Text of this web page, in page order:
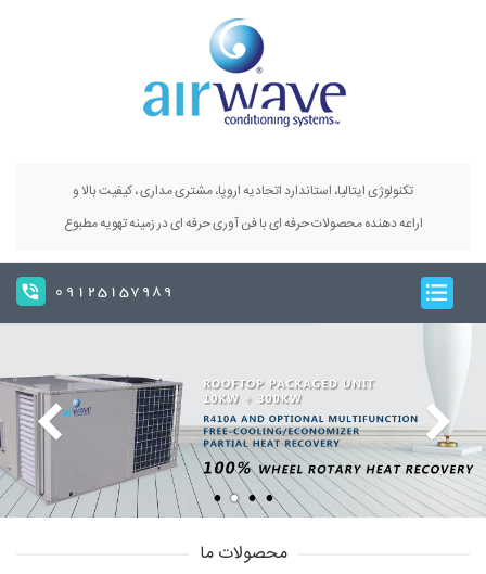
تکنولوژی ایتالیا، استاندارد اتحادیه اروپا، مشتری مداری ، کیفیت بالا و
اراعه دهنده محصولات حرفه ای با فن آوری حرفه ای در زمینه تهویه مطبوع
09125157989
محصولات ما